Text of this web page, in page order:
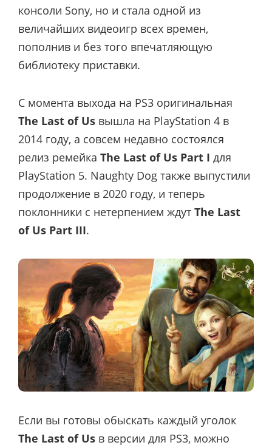
консоли Sony, но и стала одной из
величайших видеоигр всех времен,
пополнив и без того впечатляющую
библиотеку приставки.
С момента выхода на PS3 оригинальная
The Last of Us вышла на PlayStation 4 в
2014 году, а совсем недавно состоялся
релиз ремейка The Last of Us Part I для
PlayStation 5. Naughty Dog также выпустили
продолжение в 2020 году, и теперь
поклонники с нетерпением ждут The Last
of Us Part III.
Если вы готовы обыскать каждый уголок
The Last of Us в версии для PS3, можно